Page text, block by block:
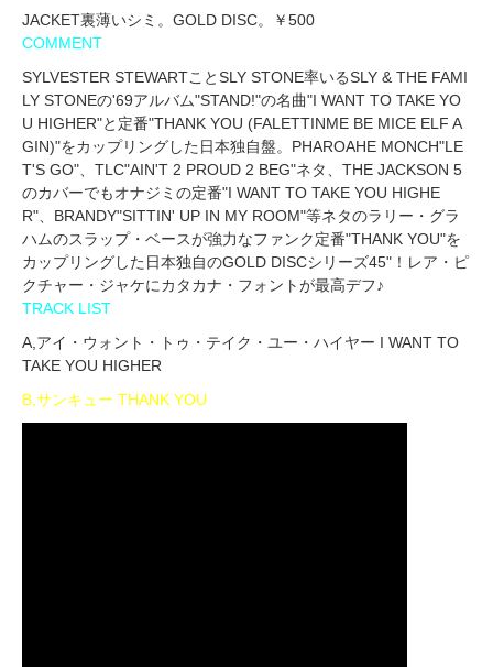
JACKET裏薄いシミ。GOLD DISC。￥500
COMMENT
SYLVESTER STEWARTことSLY STONE率いるSLY & THE FAMI
LY STONEの'69アルバム"STAND!"の名曲"I WANT TO TAKE YO
U HIGHER"と定番"THANK YOU (FALETTINME BE MICE ELF A
GIN)"をカップリングした日本独自盤。PHAROAHE MONCH"LE
T'S GO"、TLC"AIN'T 2 PROUD 2 BEG"ネタ、THE JACKSON 5
のカバーでもオナジミの定番"I WANT TO TAKE YOU HIGHE
R"、BRANDY"SITTIN' UP IN MY ROOM"等ネタのラリー・グラ
ハムのスラップ・ベースが強力なファンク定番"THANK YOU"を
カップリングした日本独自のGOLD DISCシリーズ45"！レア・ピ
クチャー・ジャケにカタカナ・フォントが最高デフ♪
TRACK LIST
A,アイ・ウォント・トゥ・テイク・ユー・ハイヤー I WANT TO
TAKE YOU HIGHER
B,サンキュー THANK YOU